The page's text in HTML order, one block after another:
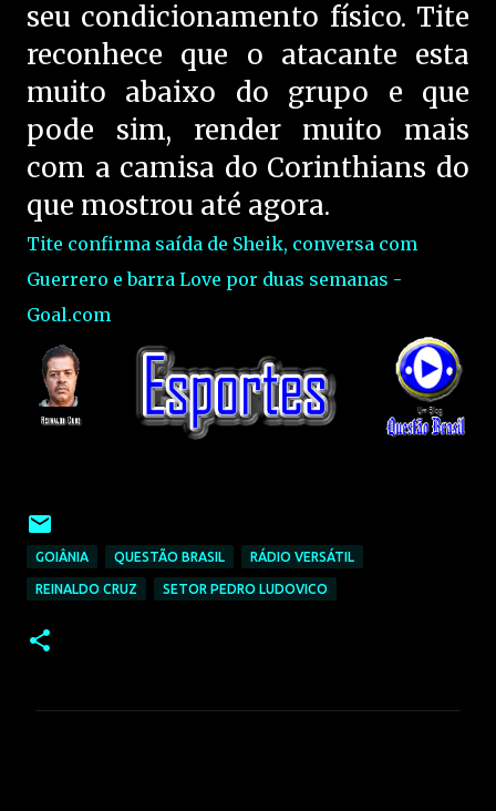
seu condicionamento físico. Tite
reconhece que o atacante esta
muito abaixo do grupo e que
pode sim, render muito mais
com a camisa do Corinthians do
que mostrou até agora.
Tite confirma saída de Sheik, conversa com
Guerrero e barra Love por duas semanas -
Goal.com
GOIÂNIA QUESTÃO BRASIL RÁDIO VERSÁTIL
REINALDO CRUZ SETOR PEDRO LUDOVICO